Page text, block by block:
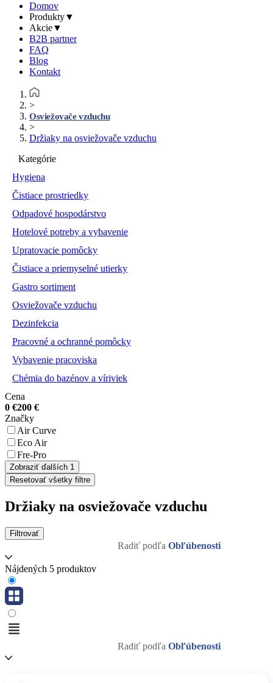
Domov
Produkty▼
Akcie▼
B2B partner
FAQ
Blog
Kontakt
>
Osviežovače vzduchu
>
Držiaky na osviežovače vzduchu
Kategórie
Hygiena
Čistiace prostriedky
Odpadové hospodárstvo
Hotelové potreby a vybavenie
Upratovacie pomôcky
Čistiace a priemyselné utierky
Gastro sortiment
Osviežovače vzduchu
Dezinfekcia
Pracovné a ochranné pomôcky
Vybavenie pracoviska
Chémia do bazénov a víriviek
Cena
0 €200 €
Značky
Air Curve
Eco Air
Fre-Pro
Zobraziť ďalších 1
Resetovať všetky filtre
Držiaky na osviežovače vzduchu
Filtrovať
Radiť podľa Obľúbenosti
Nájdených 5 produktov
Radiť podľa Obľúbenosti